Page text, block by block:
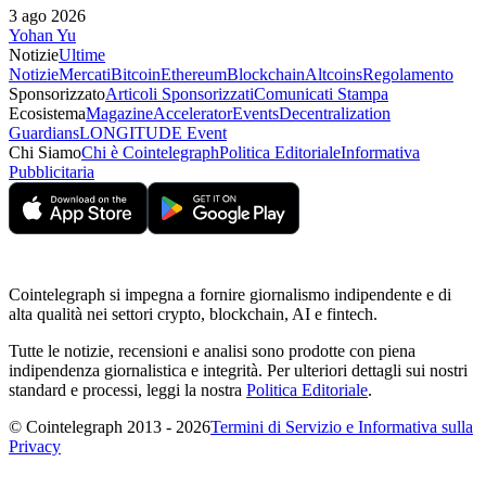
3 ago 2026
Yohan Yu
NotizieUltime
NotizieMercatiBitcoinEthereumBlockchainAltcoinsRegolamento
SponsorizzatoArticoli SponsorizzatiComunicati Stampa
EcosistemaMagazineAcceleratorEventsDecentralization
GuardiansLONGITUDE Event
Chi SiamoChi è CointelegraphPolitica EditorialeInformativa
Pubblicitaria
Cointelegraph si impegna a fornire giornalismo indipendente e di
alta qualità nei settori crypto, blockchain, AI e fintech.
Tutte le notizie, recensioni e analisi sono prodotte con piena
indipendenza giornalistica e integrità. Per ulteriori dettagli sui nostri
standard e processi, leggi la nostra Politica Editoriale.
© Cointelegraph 2013 - 2026Termini di Servizio e Informativa sulla
Privacy